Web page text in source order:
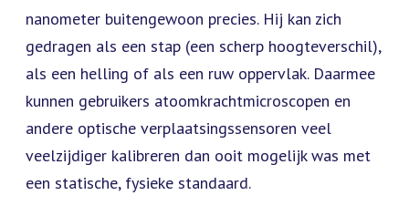
nanometer buitengewoon precies. Hij kan zich
gedragen als een stap (een scherp hoogteverschil),
als een helling of als een ruw oppervlak. Daarmee
kunnen gebruikers atoomkrachtmicroscopen en
andere optische verplaatsingssensoren veel
veelzijdiger kalibreren dan ooit mogelijk was met
een statische, fysieke standaard.